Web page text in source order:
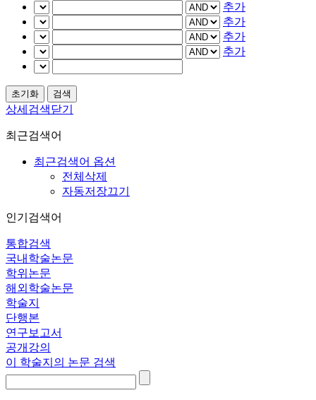
추가
추가
추가
추가
상세검색닫기
최근검색어
최근검색어 옵션
전체삭제
자동저장끄기
인기검색어
통합검색
국내학술논문
학위논문
해외학술논문
학술지
단행본
연구보고서
공개강의
이 학술지의 논문 검색